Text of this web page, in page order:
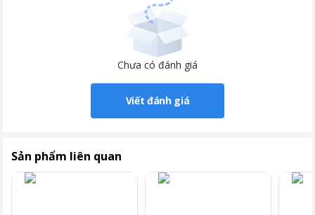
Chưa có đánh giá
Viết đánh giá
Sản phẩm liên quan